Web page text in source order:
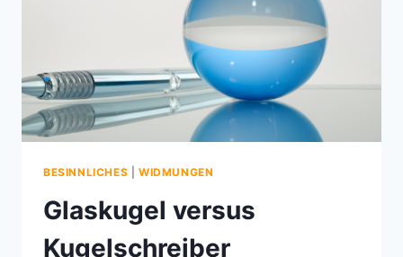
BESINNLICHES WIDMUNGEN
Glaskugel versus
Kugelschreiber